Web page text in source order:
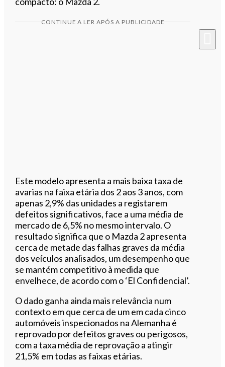
CONTINUE A LER APÓS A PUBLICIDADE
Este modelo apresenta a mais baixa taxa de
avarias na faixa etária dos 2 aos 3 anos, com
apenas 2,9% das unidades a registarem
defeitos significativos, face a uma média de
mercado de 6,5% no mesmo intervalo. O
resultado significa que o Mazda 2 apresenta
cerca de metade das falhas graves da média
dos veículos analisados, um desempenho que
se mantém competitivo à medida que
envelhece, de acordo com o ‘El Confidencial’.
O dado ganha ainda mais relevância num
contexto em que cerca de um em cada cinco
automóveis inspecionados na Alemanha é
reprovado por defeitos graves ou perigosos,
com a taxa média de reprovação a atingir
21,5% em todas as faixas etárias.